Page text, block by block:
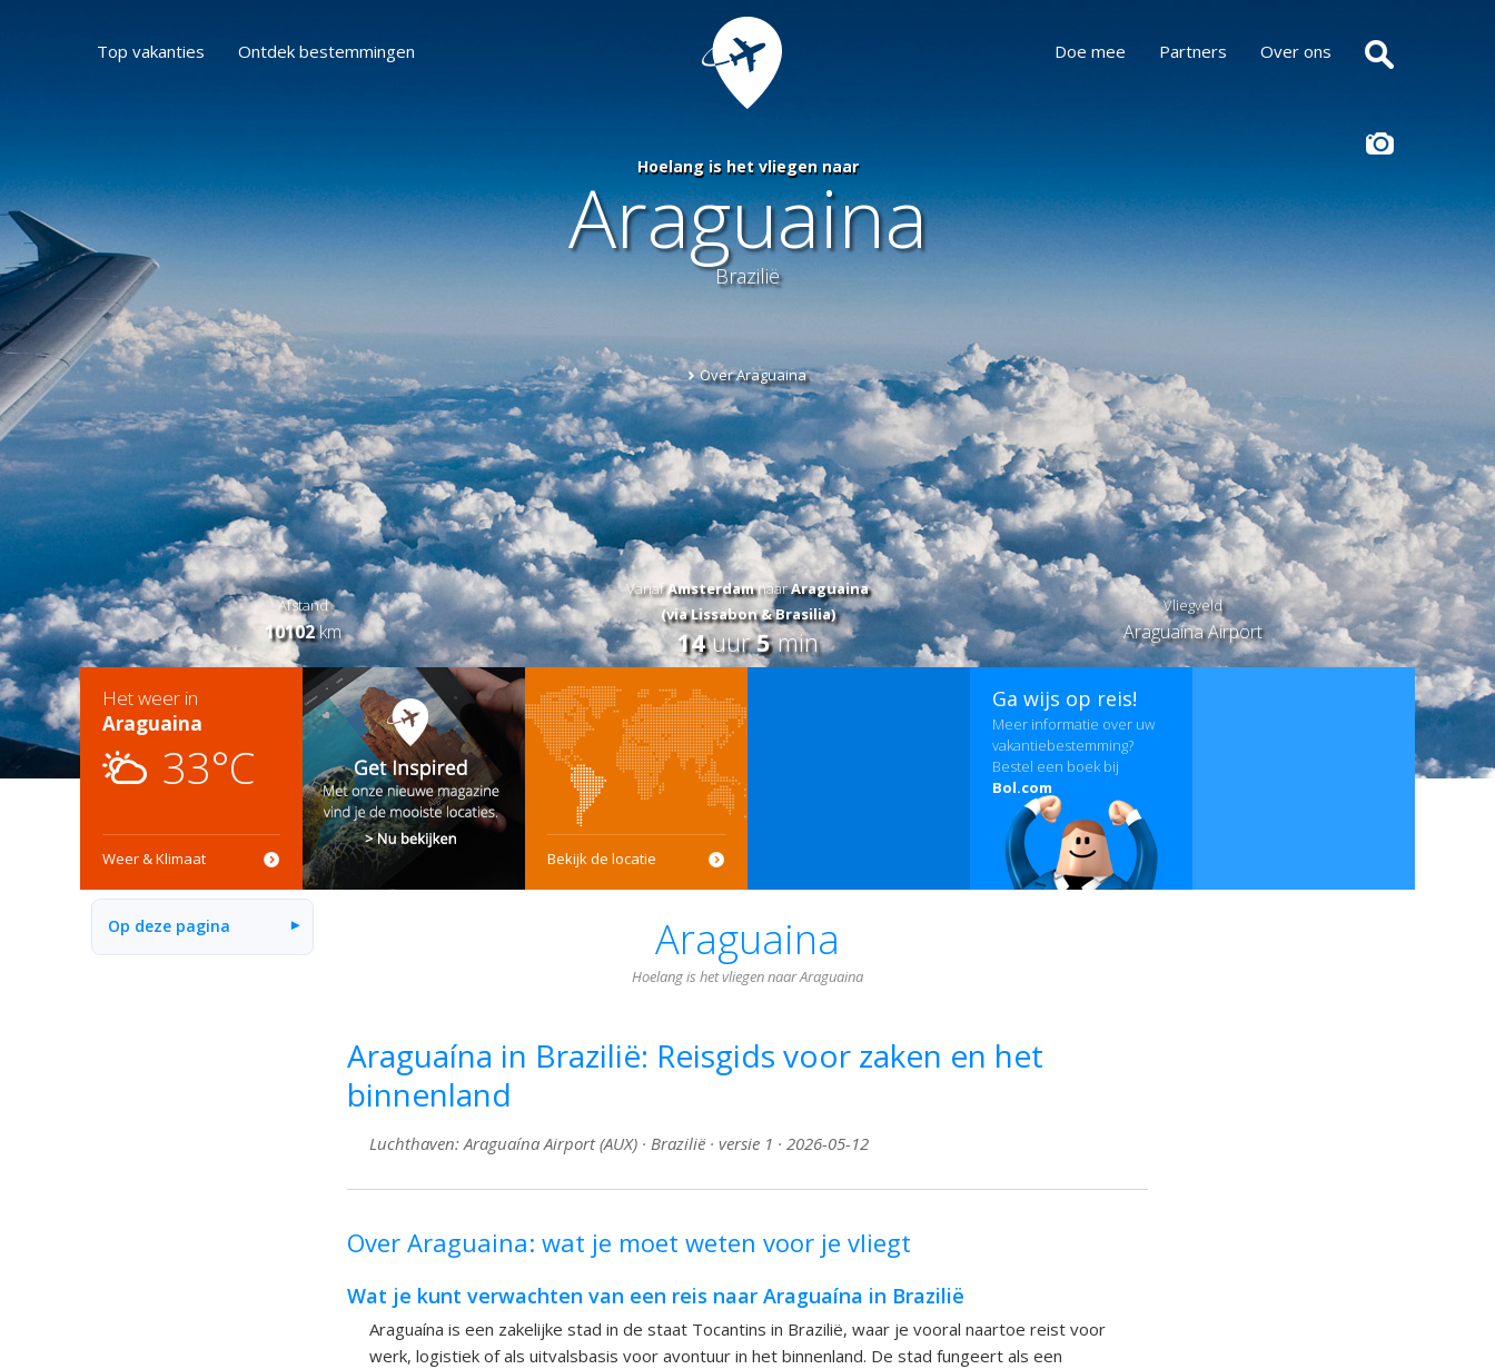
Top vakanties Ontdek bestemmingen Doe mee Partners Over ons
Hoelang is het vliegen naar
Araguaina
Brazilië
Over Araguaina
Afstand
10102km
VanafAmsterdamnaarAraguaina
(via Lissabon & Brasilia)
14uur5min
Vliegveld
Araguaína Airport
Het weer in
Araguaina
33°C
Weer & Klimaat Bekijk de locatie
Ga wijs op reis!
Meer informatie over uw
vakantiebestemming?
Bestel een boek bij
Bol.com
Op deze pagina ▾ Araguaina
Hoelang is het vliegen naar Araguaina
Araguaína in Brazilië: Reisgids voor zaken en het
binnenland
Luchthaven: Araguaína Airport (AUX) · Brazilië · versie 1 · 2026-05-12
Over Araguaina: wat je moet weten voor je vliegt
Wat je kunt verwachten van een reis naar Araguaína in Brazilië
Araguaína is een zakelijke stad in de staat Tocantins in Brazilië, waar je vooral naartoe reist voor
werk, logistiek of als uitvalsbasis voor avontuur in het binnenland. De stad fungeert als een